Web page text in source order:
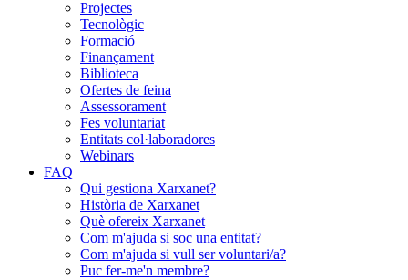
Projectes
Tecnològic
Formació
Finançament
Biblioteca
Ofertes de feina
Assessorament
Fes voluntariat
Entitats col·laboradores
Webinars
FAQ
Qui gestiona Xarxanet?
Història de Xarxanet
Què ofereix Xarxanet
Com m'ajuda si soc una entitat?
Com m'ajuda si vull ser voluntari/a?
Puc fer-me'n membre?